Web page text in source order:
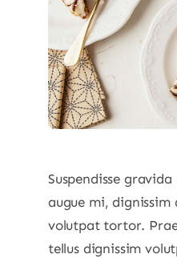
Suspendisse
augue mi,
volutpat tortor.
tellus dignissim